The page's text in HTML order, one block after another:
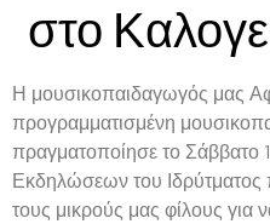
στο
Η μουσικοπαιδαγωγός μας
προγραμματισμένη
πραγματοποίησε το Σάββατο
Εκδηλώσεων του Ιδρύτματος
τους μικρούς μας φίλους για